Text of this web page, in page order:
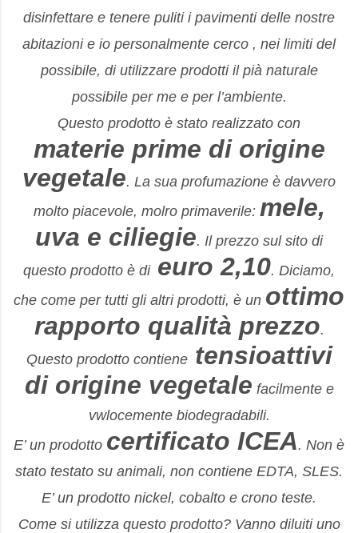
disinfettare e tenere puliti i pavimenti delle nostre
abitazioni e io personalmente cerco , nei limiti del
possibile, di utilizzare prodotti il pià naturale
possibile per me e per l’ambiente.
Questo prodotto è stato realizzato con
materie prime di origine
vegetale. La sua profumazione è davvero
molto piacevole, molro primaverile: mele,
uva e ciliegie. Il prezzo sul sito di
questo prodotto è dieuro 2,10. Diciamo,
che come per tutti gli altri prodotti, è un ottimo
rapporto qualità prezzo.
Questo prodotto contienetensioattivi
di origine vegetale facilmente e
vwlocemente biodegradabili.
E’ un prodotto certificato ICEA. Non è
stato testato su animali, non contiene EDTA, SLES.
E’ un prodotto nickel, cobalto e crono teste.
Come si utilizza questo prodotto? Vanno diluiti uno